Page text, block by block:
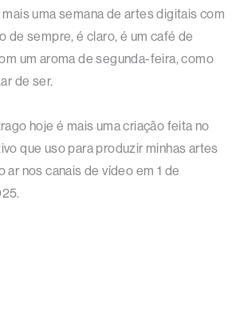
uma semana de artes digitais com
de sempre, é claro, é um café de
um aroma de segunda-feira, como
de ser.
hoje é mais uma criação feita no
que uso para produzir minhas artes
ar nos canais de vídeo em 1 de